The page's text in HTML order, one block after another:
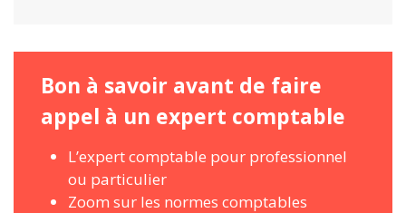
Bon à savoir avant de faire
appel à un expert comptable
L’expert comptable pour professionnel
ou particulier
Zoom sur les normes comptables